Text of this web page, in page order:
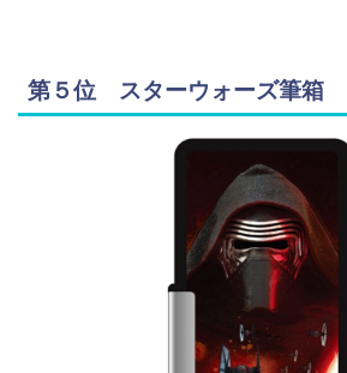
第５位 スターウォーズ筆箱